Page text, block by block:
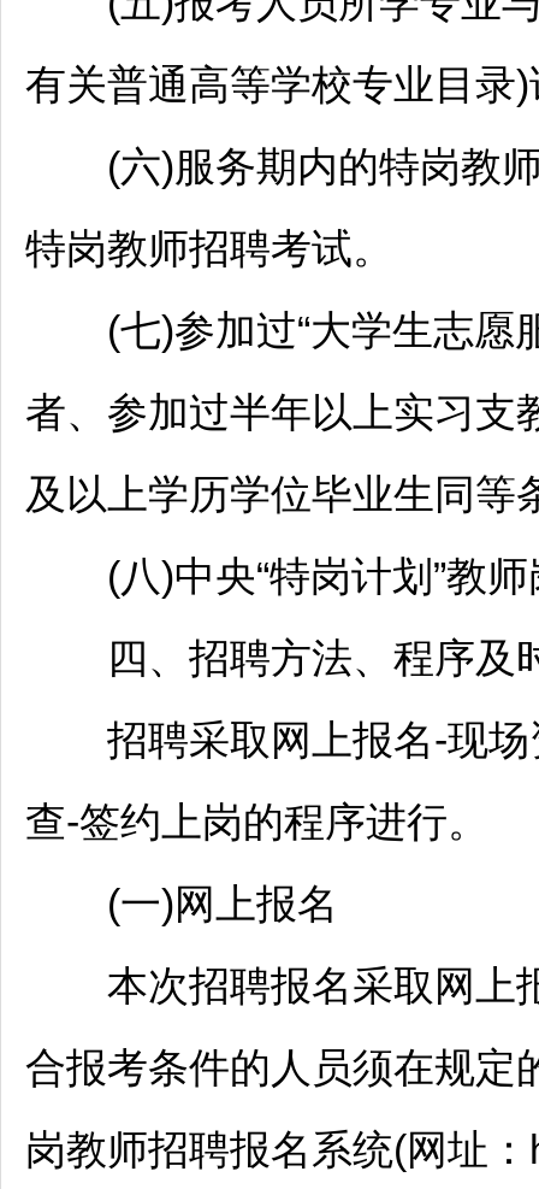
有关普通高等学校专业目录
(六)服务期内的特岗教
特岗教师招聘考试。
(七)参加过“大学生志愿
者、参加过半年以上实习支
及以上学历学位毕业生同等
(八)中央“特岗计划”教师
四、 招聘方法、程序及
招聘采取网上报名-现
查-签约上岗的程序进行。
(一)网上报名
本次招聘报名采取网上
合报考条件的人员须在规定
岗教师招聘报名系统(网址